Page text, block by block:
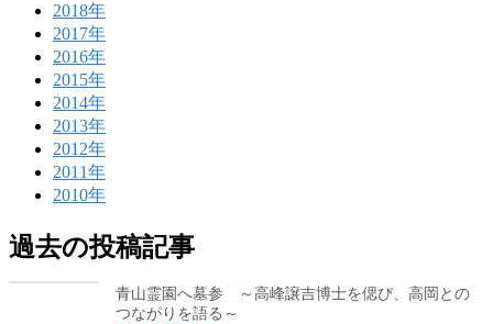
2018年
2017年
2016年
2015年
2014年
2013年
2012年
2011年
2010年
過去の投稿記事
青山霊園へ墓参 ～高峰譲吉博士を偲び、高岡との
つながりを語る～